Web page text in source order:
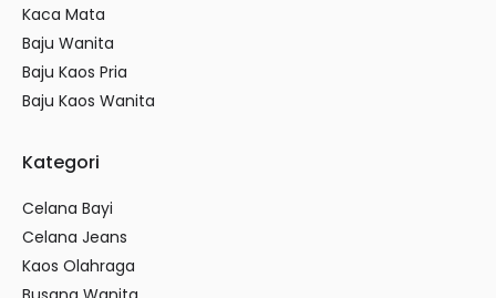
Kaca Mata
Baju Wanita
Baju Kaos Pria
Baju Kaos Wanita
Kategori
Celana Bayi
Celana Jeans
Kaos Olahraga